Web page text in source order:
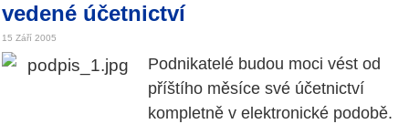
vedené účetnictví
15 Září 2005
Podnikatelé budou moci vést od
příštího měsíce své účetnictví
kompletně v elektronické podobě.